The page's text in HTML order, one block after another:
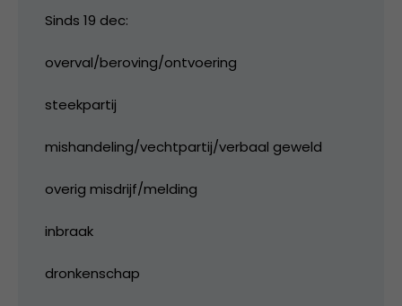
Sinds 19 dec:
overval/beroving/ontvoering
steekpartij
mishandeling/vechtpartij/verbaal geweld
overig misdrijf/melding
inbraak
dronkenschap